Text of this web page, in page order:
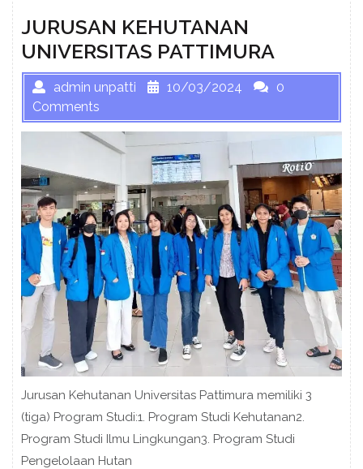
JURUSAN KEHUTANAN
UNIVERSITAS PATTIMURA
admin unpatti 10/03/2024
0
Comments
Jurusan Kehutanan Universitas Pattimura memiliki 3
(tiga) Program Studi:1. Program Studi Kehutanan2.
Program Studi Ilmu Lingkungan3. Program Studi
Pengelolaan Hutan